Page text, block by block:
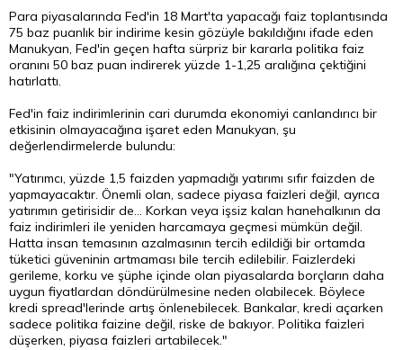
Para piyasalarında Fed'in 18 Mart'ta yapacağı faiz toplantısında
75 baz puanlık bir indirime kesin gözüyle bakıldığını ifade eden
Manukyan, Fed'in geçen hafta sürpriz bir kararla politika faiz
oranını 50 baz puan indirerek yüzde 1-1,25 aralığına çektiğini
hatırlattı.
Fed'in faiz indirimlerinin cari durumda ekonomiyi canlandırıcı bir
etkisinin olmayacağına işaret eden Manukyan, şu
değerlendirmelerde bulundu:
"Yatırımcı, yüzde 1,5 faizden yapmadığı yatırımı sıfır faizden de
yapmayacaktır. Önemli olan, sadece piyasa faizleri değil, ayrıca
yatırımın getirisidir de... Korkan veya işsiz kalan hanehalkının da
faiz indirimleri ile yeniden harcamaya geçmesi mümkün değil.
Hatta insan temasının azalmasının tercih edildiği bir ortamda
tüketici güveninin artmaması bile tercih edilebilir. Faizlerdeki
gerileme, korku ve şüphe içinde olan piyasalarda borçların daha
uygun fiyatlardan döndürülmesine neden olabilecek. Böylece
kredi spread'lerinde artış önlenebilecek. Bankalar, kredi açarken
sadece politika faizine değil, riske de bakıyor. Politika faizleri
düşerken, piyasa faizleri artabilecek."